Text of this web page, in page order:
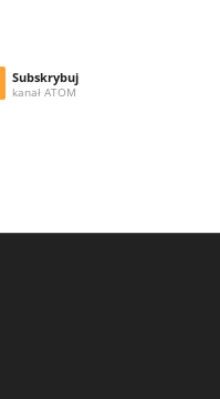
Subskrybuj
kanał ATOM